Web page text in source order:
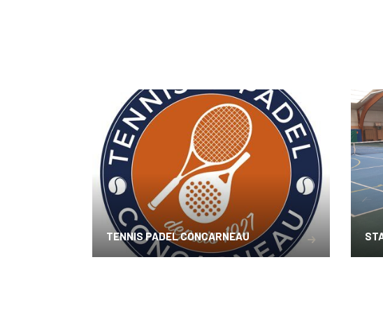
TENNIS PADEL CONCARNEAU